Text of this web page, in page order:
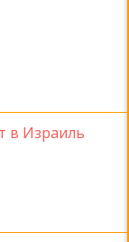
в Израиль